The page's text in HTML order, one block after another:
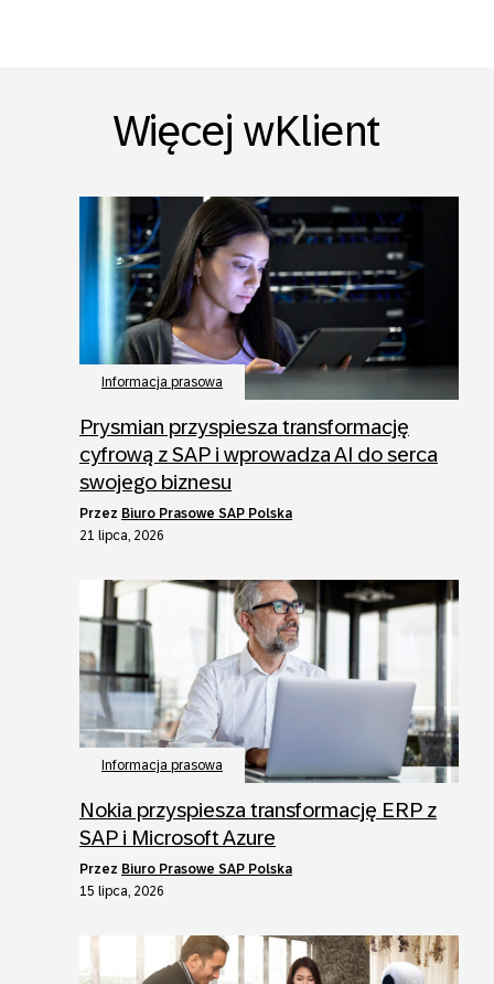
Więcej wKlient
Informacja prasowa
Prysmian przyspiesza transformację
cyfrową z SAP i wprowadza AI do serca
swojego biznesu
przez Biuro Prasowe SAP Polska
21 lipca, 2026
Informacja prasowa
Nokia przyspiesza transformację ERP z
SAP i Microsoft Azure
przez Biuro Prasowe SAP Polska
15 lipca, 2026